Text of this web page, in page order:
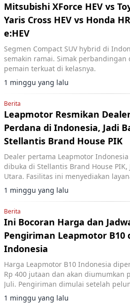
Mitsubishi XForce HEV vs
Yaris Cross HEV vs Honda
e:HEV
Segmen Compact SUV hybrid di
semakin ramai. Simak perbandingan
pemain terkuat di kelasnya.
1 minggu yang lalu
Berita
Leapmotor Resmikan
Perdana di Indonesia, Jadi
Stellantis Brand House PIK
Dealer pertama Leapmotor
dibuka di Stellantis Brand House PIK,
Utara. Fasilitas ini menyediakan
penjualan dan purna jual terintegrasi
merek Citroën dan Jeep.
1 minggu yang lalu
Berita
Ini Bocoran Harga dan
Pengiriman Leapmotor B10
Indonesia
Harga Leapmotor B10 Indonesia
Rp 400 jutaan dan akan diumumkan
Juli. Pengiriman dimulai setelah
GIIAS 2026.
1 minggu yang lalu